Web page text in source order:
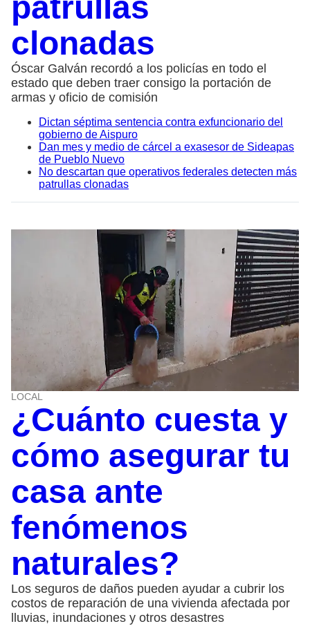
patrullas
clonadas
Óscar Galván recordó a los policías en todo el
estado que deben traer consigo la portación de
armas y oficio de comisión
Dictan séptima sentencia contra exfuncionario del
gobierno de Aispuro
Dan mes y medio de cárcel a exasesor de Sideapas
de Pueblo Nuevo
No descartan que operativos federales detecten más
patrullas clonadas
LOCAL
¿Cuánto cuesta y
cómo asegurar tu
casa ante
fenómenos
naturales?
Los seguros de daños pueden ayudar a cubrir los
costos de reparación de una vivienda afectada por
lluvias, inundaciones y otros desastres